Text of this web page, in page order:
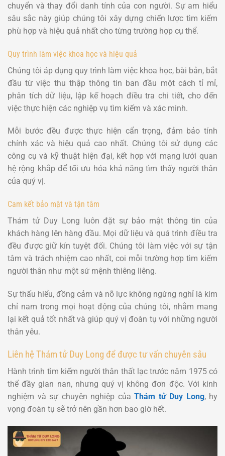
chuyển và thay đổi danh tính của con người. Sự am hiểu
sâu sắc này giúp chúng tôi xây dựng chiến lược tìm kiếm
phù hợp và hiệu quả nhất cho từng trường hợp cụ thể.
Quy trình làm việc khoa học và hiệu quả
Chúng tôi áp dụng quy trình làm việc khoa học, bài bản, bắt
đầu từ việc thu thập thông tin ban đầu một cách tỉ mỉ,
phân tích dữ liệu, lập kế hoạch điều tra chi tiết, cho đến
việc thực hiện các nghiệp vụ tìm kiếm và xác minh.
Mỗi bước đều được thực hiện cẩn trọng, đảm bảo tính
chính xác và hiệu quả cao nhất. Chúng tôi sử dụng các
công cụ và kỹ thuật hiện đại, kết hợp với mạng lưới quan
hệ rộng khắp để tối ưu hóa khả năng tìm thấy người thân
của quý vị.
Cam kết bảo mật và tận tâm
Thám tử Duy Long luôn đặt sự bảo mật thông tin của
khách hàng lên hàng đầu. Mọi dữ liệu và quá trình điều tra
đều được giữ kín tuyệt đối. Chúng tôi làm việc với sự tận
tâm và trách nhiệm cao nhất, coi mỗi trường hợp tìm kiếm
người thân như một sứ mệnh thiêng liêng.
Sự thấu hiểu, đồng cảm và nỗ lực không ngừng nghỉ là kim
chỉ nam trong mọi hoạt động của chúng tôi, nhằm mang
lại kết quả tốt nhất và giúp quý vị đoàn tụ với những người
thân yêu.
Liên hệ Thám tử Duy Long để được tư vấn chuyên sâu
Hành trình tìm kiếm người thân thất lạc trước năm 1975 có
thể đầy gian nan, nhưng quý vị không đơn độc. Với kinh
nghiệm và sự chuyên nghiệp của Thám tử Duy Long, hy
vọng đoàn tụ sẽ trở nên gần hơn bao giờ hết.